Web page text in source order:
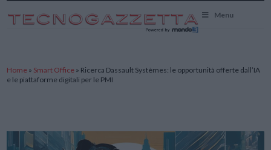
Menu
Home » Smart Office » Ricerca Dassault Systèmes: le opportunità offerte dall’IA
e le piattaforme digitali per le PMI